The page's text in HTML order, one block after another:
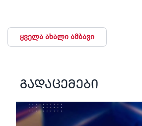
ყველა ახალი ამბავი
გადაცემები